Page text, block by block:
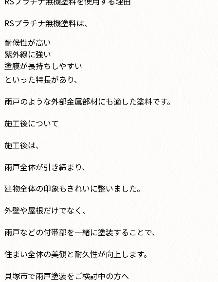
RSプラチナ無機塗料は、
耐候性が高い
紫外線に強い
塗膜が長持ちしやすい
といった特長があり、
雨戸のような外部金属部材にも適した塗料です。
施工後について
施工後は、
雨戸全体が引き締まり、
建物全体の印象もきれいに整いました。
外壁や屋根だけでなく、
雨戸などの付帯部を一緒に塗装することで、
住まい全体の美観と耐久性が向上します。
貝塚市で雨戸塗装をご検討中の方へ